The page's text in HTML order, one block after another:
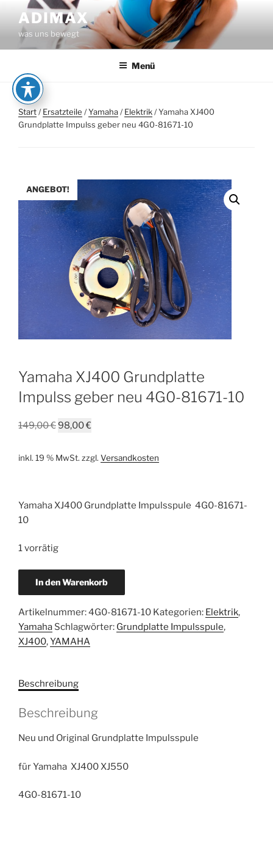
Inhalt
springen
ADIMAX
was uns bewegt
Menü
Start/Ersatzteile /Yamaha/Elektrik/ Yamaha XJ400
Grundplatte Impulss geber neu 4G0-81671-10
ANGEBOT!
Yamaha XJ400 Grundplatte
Impulss geber neu 4G0-81671-10
149,00€Ursprünglicher
war:
98,00€
ist:
inkl. 19 % MwSt. zzgl. Versandkosten
Yamaha XJ400 Grundplatte Impulsspule 4G0-81671-
10
1 vorrätig
geber
neu
81671-
10
Menge
In den Warenkorb
Artikelnummer:4G0-81671-10 Kategorien: Elektrik,
Yamaha Schlagwörter: Grundplatte Impulsspule,
XJ400,YAMAHA
Beschreibung
Beschreibung
Neu und Original Grundplatte Impulsspule
für Yamaha XJ400 XJ550
4G0-81671-10